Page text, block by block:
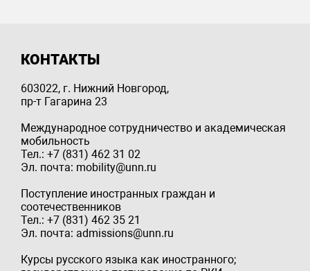
КОНТАКТЫ
603022, г. Нижний Новгород,
пр-т Гагарина 23
Международное сотрудничество и академическая
мобильность
Тел.: +7 (831) 462 31 02
Эл. почта: mobility@unn.ru
Поступление иностранных граждан и
соотечественников
Тел.: +7 (831) 462 35 21
Эл. почта: admissions@unn.ru
Курсы русского языка как иностранного;